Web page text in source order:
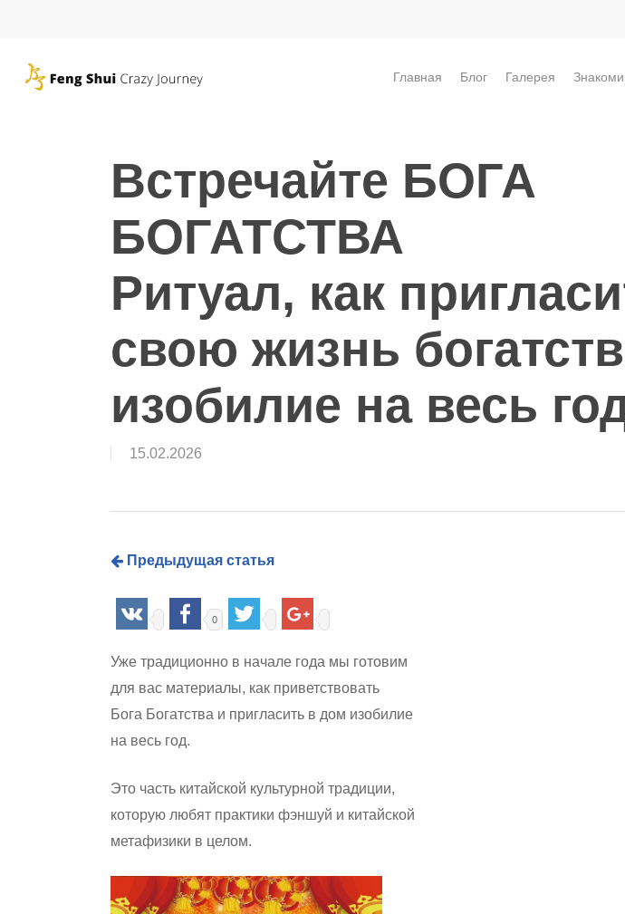
main
content
Hit enter to search or ESC to close
Главная Блог Галерея
Встречайте БОГА
БОГАТСТВА
Ритуал, как
свою жизнь
изобилие на весь
15.02.2026
Предыдущая статья
0
Уже традиционно в начале года мы готовим
для вас материалы, как приветствовать
Бога Богатства и пригласить в дом изобилие
на весь год.
Это часть китайской культурной традиции,
которую любят практики фэншуй и китайской
метафизики в целом.